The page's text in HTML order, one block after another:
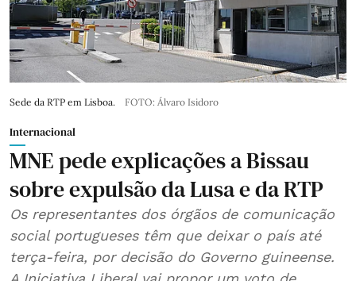
Sede da RTP em Lisboa. FOTO: Álvaro Isidoro
Internacional
MNE pede explicações a Bissau
sobre expulsão da Lusa e da RTP
Os representantes dos órgãos de comunicação
social portugueses têm que deixar o país até
terça-feira, por decisão do Governo guineense.